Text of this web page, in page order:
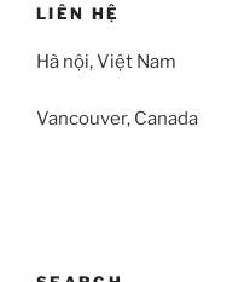
LIÊN HỆ
Hà nội, Việt Nam
Vancouver, Canada